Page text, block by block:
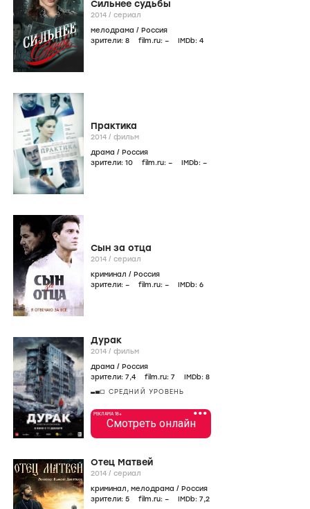
Сильнее судьбы
2014 / сериал
мелодрама / Россия
зрители: 8 film.ru: – IMDb: 4
Практика
2014 / фильм
драма / Россия
зрители: 10 film.ru: – IMDb: –
Сын за отца
2014 / сериал
криминал / Россия
зрители: – film.ru: – IMDb: 6
Дурак
2014 / фильм
драма / Россия
зрители: 7,4 film.ru: 7 IMDb: 8
СРЕДНИЙ УРОВЕНЬ
•••
РЕКЛАМА 18+
Смотреть онлайн
Отец Матвей
2014 / сериал
криминал, мелодрама / Россия
зрители: 5 film.ru: – IMDb: 7,2